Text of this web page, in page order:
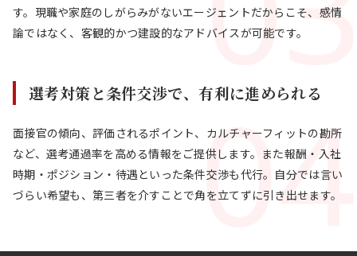
す。現職や家庭のしがらみがないエージェントだからこそ、感情
論ではなく、客観的かつ建設的なアドバイスが可能です。
選考対策と条件交渉で、有利に進められる
面接官の傾向、評価されるポイント、カルチャーフィットの勘所
など、選考通過率を高める情報をご提供します。また報酬・入社
時期・ポジション・待遇といった条件交渉も代行。自分では言い
づらい希望も、第三者を介すことで角を立てずに引き出せます。